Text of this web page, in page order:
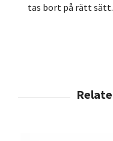
tas bort på rätt sätt.